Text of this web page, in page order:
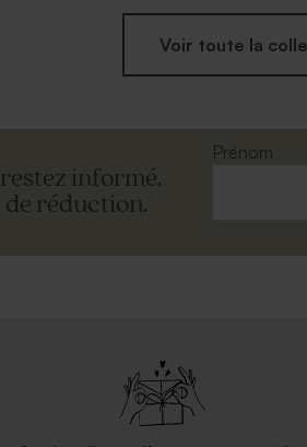
Voir toute la
informé.
de réduction.
Prénom